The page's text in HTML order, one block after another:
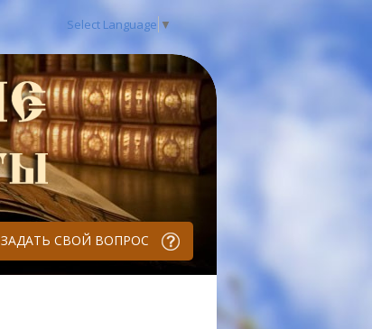
Select Language ▼
ЗАДАТЬ СВОЙ ВОПРОС